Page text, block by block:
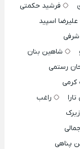
فرشید حکمتی
علیرضا اسپید
شاهین بنان
رستمی
کرمی
راغب
پناهی